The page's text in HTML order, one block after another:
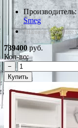
Производитель:
Smeg
*Наличие уточняйте
739400 руб.
Кол-во:
−
Купить